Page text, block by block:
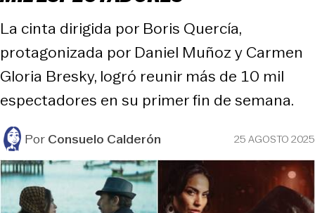
La cinta dirigida por Boris Quercía,
protagonizada por Daniel Muñoz y Carmen
Gloria Bresky, logró reunir más de 10 mil
espectadores en su primer fin de semana.
PorConsuelo Calderón 25 AGOSTO 2025